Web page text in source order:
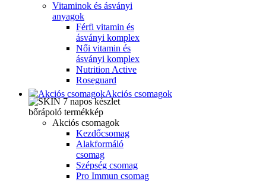
Vitaminok és ásványi
anyagok
Férfi vitamin és
ásványi komplex
Női vitamin és
ásványi komplex
Nutrition Active
Roseguard
Akciós csomagok
Akciós csomagok
Kezdőcsomag
Alakformáló
csomag
Szépség csomag
Pro Immun csomag